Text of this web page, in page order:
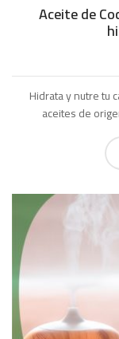
Aceite de
Hidrata y nutre tu
aceites de